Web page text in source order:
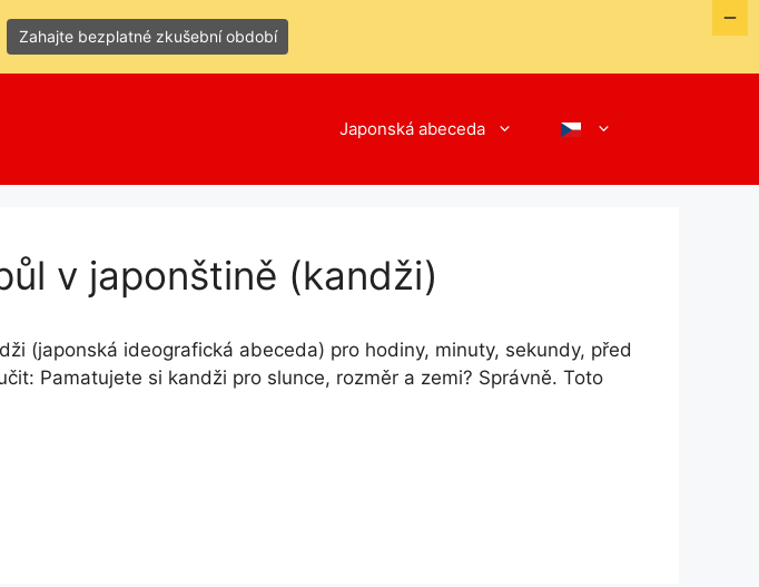
Japonská abeceda
v japonštině (kandži)
(japonská ideografická abeceda) pro hodiny, minuty, sekundy, před
Pamatujete si kandži pro slunce, rozměr a zemi? Správně. Toto
Zahajte bezplatné zkušební období